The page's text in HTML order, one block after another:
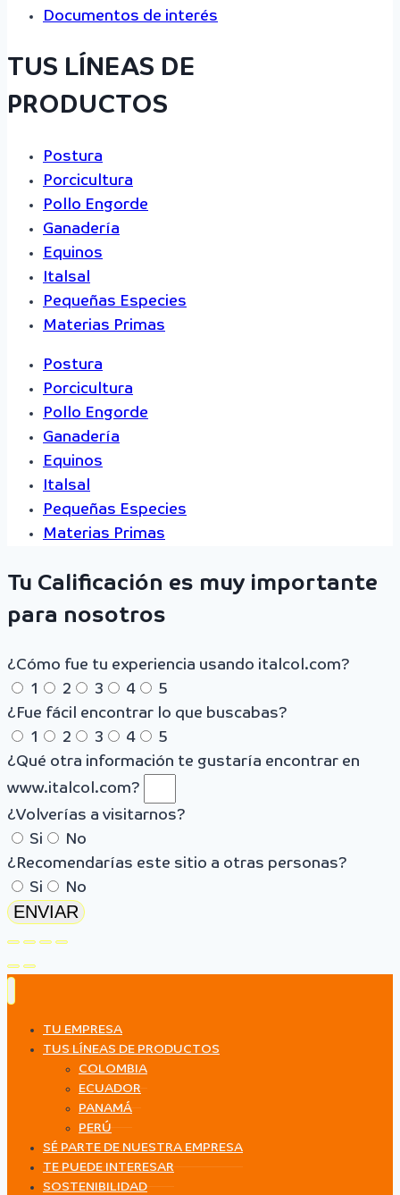
Documentos de interés
TUS LÍNEAS DE
PRODUCTOS
Postura
Porcicultura
Pollo Engorde
Ganadería
Equinos
Italsal
Pequeñas Especies
Materias Primas
Postura
Porcicultura
Pollo Engorde
Ganadería
Equinos
Italsal
Pequeñas Especies
Materias Primas
Tu Calificación es muy importante
para nosotros
¿Cómo fue tu experiencia usando italcol.com?
1
2 3 4
5
¿Fue fácil encontrar lo que buscabas?
1
2 3 4
5
¿Qué otra información te gustaría encontrar en
www.italcol.com?
¿Volverías a visitarnos?
Si
No
¿Recomendarías este sitio a otras personas?
Si
No
ENVIAR
TU EMPRESA
TUS LÍNEAS DE PRODUCTOS
COLOMBIA
ECUADOR
PANAMÁ
PERÚ
SÉ PARTE DE NUESTRA EMPRESA
TE PUEDE INTERESAR
SOSTENIBILIDAD